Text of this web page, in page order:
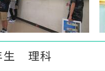
生 理科